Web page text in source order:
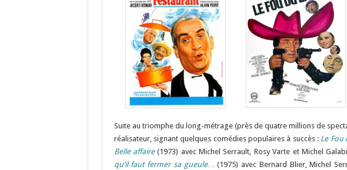
Suite au triomphe du long-métrage (près de quatre millions de
réalisateur, signant quelques comédies populaires à succès : Le Fou
Belle affaire(1973) avec Michel Serrault, Rosy Varte et Michel
qu’il faut fermer sa gueule… (1975) avec Bernard Blier, Michel